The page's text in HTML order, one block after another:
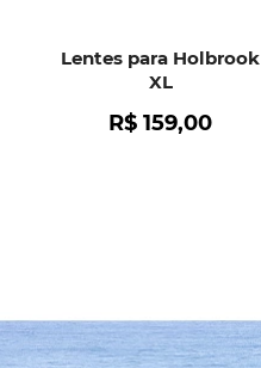
Lentes para Holbrook
XL
R$ 159,00